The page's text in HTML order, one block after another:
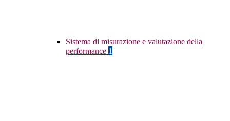
Sistema di misurazione e valutazione della
performance 1